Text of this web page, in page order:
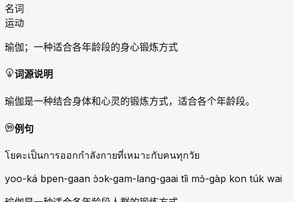
名词
运动
瑜伽；一种适合各年龄段的身心锻炼方式
词源说明
瑜伽是一种结合身体和心灵的锻炼方式，适合各个年龄段。
例句
โยคะเป็นการออกกำลังกายที่เหมาะกับคนทุกวัย
yoo-ká bpen-gaan ɔ̀ɔk-gam-lang-gaai tîi mɔ̀-gàp kon túk wai